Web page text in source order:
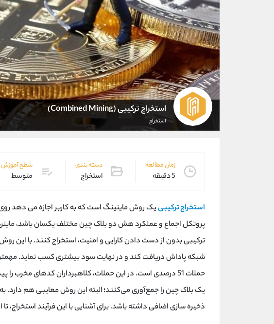
استخراج ترکیبی (Combined Mining)
استخراج
زمان مطالعه
5 دقیقه
دسته بندی
استخراج
سطح آموزش
متوسط
استخراج ترکیبییک روش ماینینگ است که به کاربر اجازه می دهد
پروتکل اجماع و عملکرد هش دو بلاک چین مختلف یکسان باشد،
ترکیبی بدون از دست دادن کارایی و امنیت، استخراج کنند. با این
شبکه پاداش دریافت کند و در نهایت سود بیشتری کسب نماید.
حملات 51 درصدی است. در این حملات، کلاهبرداران کدهای
یک بلاک چین را جمع‌آوری می‌کنند؛ البته این روش معایبی هم دارد. به
ذخیره سازی اضافی داشته باشد. برای آشنایی با این فرآیند استخراج،